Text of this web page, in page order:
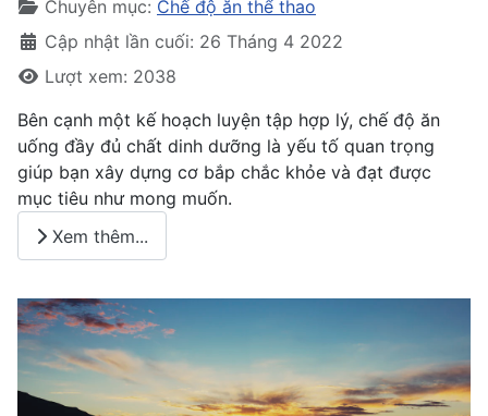
Chuyên mục: Chế độ ăn thể thao
Cập nhật lần cuối: 26 Tháng 4 2022
Lượt xem: 2038
Bên cạnh một kế hoạch luyện tập hợp lý, chế độ ăn
uống đầy đủ chất dinh dưỡng là yếu tố quan trọng
giúp bạn xây dựng cơ bắp chắc khỏe và đạt được
mục tiêu như mong muốn.
Xem thêm...